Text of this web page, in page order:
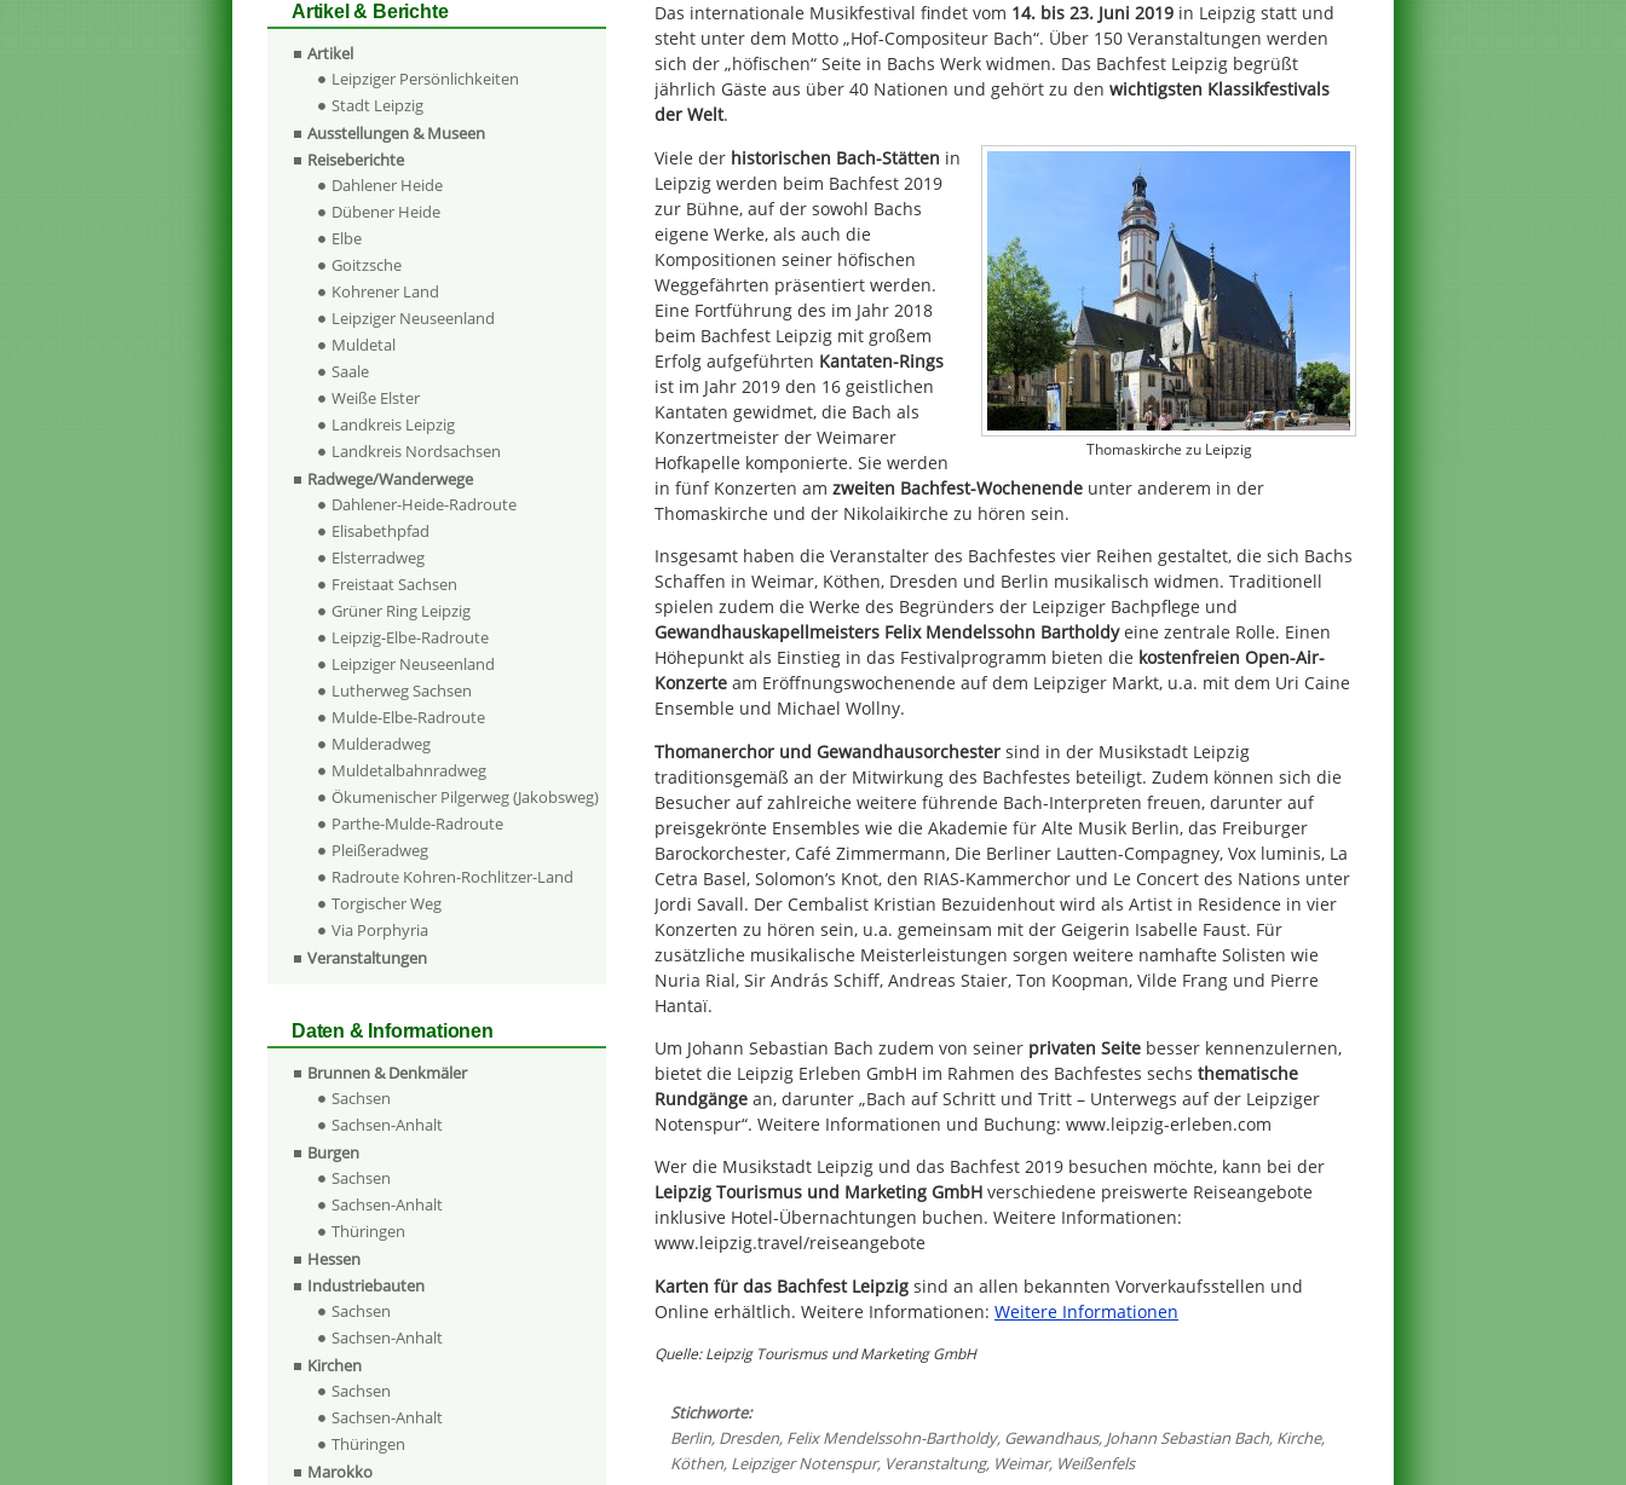
Das internationale Musikfestival findet vom 14. bis 23. Juni 2019 in Leipzig statt und
steht unter dem Motto „Hof-Compositeur Bach“. Über 150 Veranstaltungen werden
sich der „höfischen“ Seite in Bachs Werk widmen. Das Bachfest Leipzig begrüßt
jährlich Gäste aus über 40 Nationen und gehört zu den wichtigsten Klassikfestivals
der Welt.
Thomaskirche zu Leipzig
Viele der historischen Bach-Stätten in
Leipzig werden beim Bachfest 2019
zur Bühne, auf der sowohl Bachs
eigene Werke, als auch die
Kompositionen seiner höfischen
Weggefährten präsentiert werden.
Eine Fortführung des im Jahr 2018
beim Bachfest Leipzig mit großem
Erfolg aufgeführten Kantaten-Rings
ist im Jahr 2019 den 16 geistlichen
Kantaten gewidmet, die Bach als
Konzertmeister der Weimarer
Hofkapelle komponierte. Sie werden
in fünf Konzerten am zweiten Bachfest-Wochenende unter anderem in der
Thomaskirche und der Nikolaikirche zu hören sein.
Insgesamt haben die Veranstalter des Bachfestes vier Reihen gestaltet, die sich Bachs
Schaffen in Weimar, Köthen, Dresden und Berlin musikalisch widmen. Traditionell
spielen zudem die Werke des Begründers der Leipziger Bachpflege und
Gewandhauskapellmeisters Felix Mendelssohn Bartholdyeine zentrale Rolle. Einen
Höhepunkt als Einstieg in das Festivalprogramm bieten die kostenfreien Open-Air-
Konzerte am Eröffnungswochenende auf dem Leipziger Markt, u.a. mit dem Uri Caine
Ensemble und Michael Wollny.
Thomanerchor und Gewandhausorchester sind in der Musikstadt Leipzig
traditionsgemäß an der Mitwirkung des Bachfestes beteiligt. Zudem können sich die
Besucher auf zahlreiche weitere führende Bach-Interpreten freuen, darunter auf
preisgekrönte Ensembles wie die Akademie für Alte Musik Berlin, das Freiburger
Barockorchester, Café Zimmermann, Die Berliner Lautten-Compagney, Vox luminis, La
Cetra Basel, Solomon’s Knot, den RIAS-Kammerchor und Le Concert des Nations unter
Jordi Savall. Der Cembalist Kristian Bezuidenhout wird als Artist in Residence in vier
Konzerten zu hören sein, u.a. gemeinsam mit der Geigerin Isabelle Faust. Für
zusätzliche musikalische Meisterleistungen sorgen weitere namhafte Solisten wie
Nuria Rial, Sir András Schiff, Andreas Staier, Ton Koopman, Vilde Frang und Pierre
Hantaï.
Um Johann Sebastian Bach zudem von seiner privaten Seite besser kennenzulernen,
bietet die Leipzig Erleben GmbH im Rahmen des Bachfestes sechs thematische
Rundgänge an, darunter „Bach auf Schritt und Tritt – Unterwegs auf der Leipziger
Notenspur“. Weitere Informationen und Buchung: www.leipzig-erleben.com
Wer die Musikstadt Leipzig und das Bachfest 2019 besuchen möchte, kann bei der
Leipzig Tourismus und Marketing GmbH verschiedene preiswerte Reiseangebote
inklusive Hotel-Übernachtungen buchen. Weitere Informationen:
www.leipzig.travel/reiseangebote
Karten für das Bachfest Leipzig sind an allen bekannten Vorverkaufsstellen und
Online erhältlich. Weitere Informationen: Weitere Informationen
Quelle: Leipzig Tourismus und Marketing GmbH
Stichworte:
Berlin, Dresden, Felix Mendelssohn-Bartholdy, Gewandhaus, Johann Sebastian Bach, Kirche,
Köthen, Leipziger Notenspur, Veranstaltung, Weimar, Weißenfels
Artikel & Berichte
Artikel
Leipziger Persönlichkeiten
Stadt Leipzig
Ausstellungen & Museen
Reiseberichte
Dahlener Heide
Dübener Heide
Elbe
Goitzsche
Kohrener Land
Leipziger Neuseenland
Muldetal
Saale
Weiße Elster
Landkreis Leipzig
Landkreis Nordsachsen
Radwege/Wanderwege
Dahlener-Heide-Radroute
Elisabethpfad
Elsterradweg
Freistaat Sachsen
Grüner Ring Leipzig
Leipzig-Elbe-Radroute
Leipziger Neuseenland
Lutherweg Sachsen
Mulde-Elbe-Radroute
Mulderadweg
Muldetalbahnradweg
Ökumenischer Pilgerweg (Jakobsweg)
Parthe-Mulde-Radroute
Pleißeradweg
Radroute Kohren-Rochlitzer-Land
Torgischer Weg
Via Porphyria
Veranstaltungen
Daten & Informationen
Brunnen & Denkmäler
Sachsen
Sachsen-Anhalt
Burgen
Sachsen
Sachsen-Anhalt
Thüringen
Hessen
Industriebauten
Sachsen
Sachsen-Anhalt
Kirchen
Sachsen
Sachsen-Anhalt
Thüringen
Marokko